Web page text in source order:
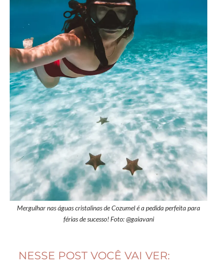
Mergulhar nas águas cristalinas de Cozumel é a pedida perfeita para
férias de sucesso! Foto: @gaiavani
NESSE POST VOCÊ VAI VER: